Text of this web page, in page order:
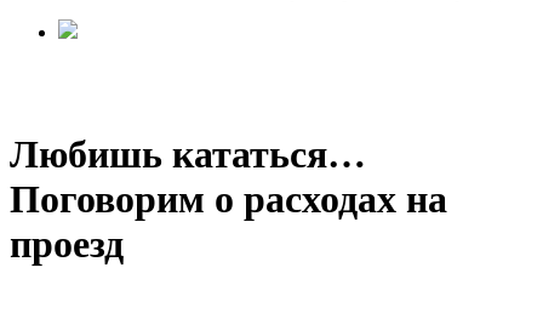
Любишь кататься…
Поговорим о расходах на
проезд